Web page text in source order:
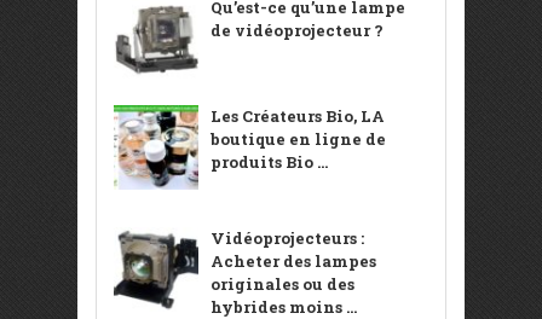
Qu’est-ce qu’une lampe
de vidéoprojecteur ?
Les Créateurs Bio, LA
boutique en ligne de
produits Bio ...
Vidéoprojecteurs :
Acheter des lampes
originales ou des
hybrides moins ...